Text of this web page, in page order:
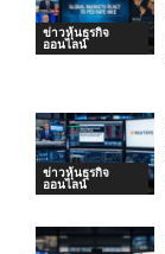
ข่าวหุ้นธุรกิจ
ออนไลน์
ข่าวหุ้นธุรกิจ
ออนไลน์